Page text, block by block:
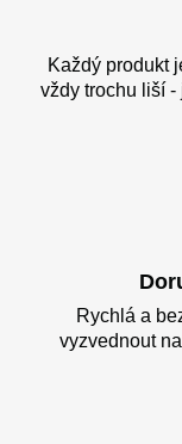
Každý produkt
vždy trochu liší -
Rychlá a
vyzvednout